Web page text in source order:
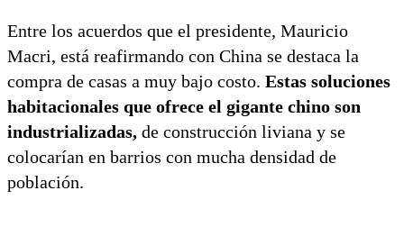
Entre los acuerdos que el presidente, Mauricio
Macri, está reafirmando con China se destaca la
compra de casas a muy bajo costo. Estas soluciones
habitacionales que ofrece el gigante chino son
industrializadas, de construcción liviana y se
colocarían en barrios con mucha densidad de
población.